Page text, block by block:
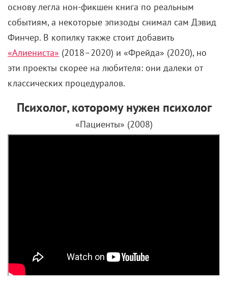
основу легла нон-фикшен книга по реальным
событиям, а некоторые эпизоды снимал сам Дэвид
Финчер. В копилку также стоит добавить
«Алиениста» (2018–2020) и «Фрейда» (2020), но
эти проекты скорее на любителя: они далеки от
классических процедуралов.
Психолог, которому нужен психолог
«Пациенты» (2008)